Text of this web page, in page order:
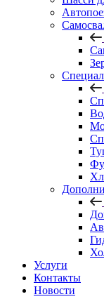
Услуги
Контакты
Новости